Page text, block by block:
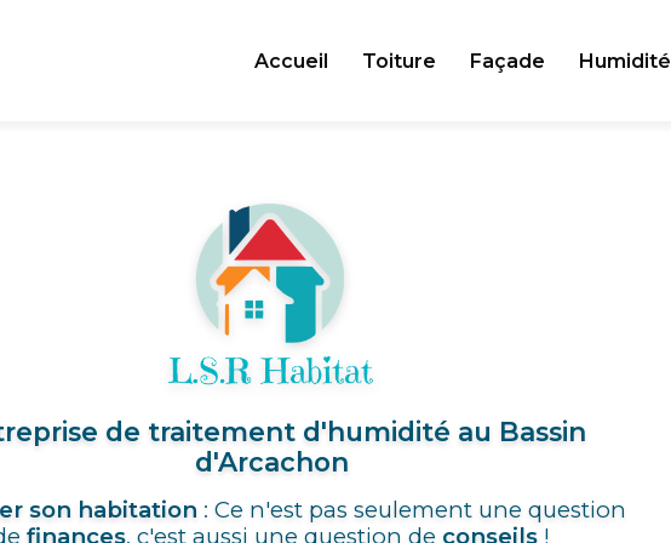
Accueil Toiture Façade Humidité
de traitement d'humidité au Bassin
d'Arcachon
son habitation : Ce n'est pas seulement une question
finances, c'est aussi une question de conseils !